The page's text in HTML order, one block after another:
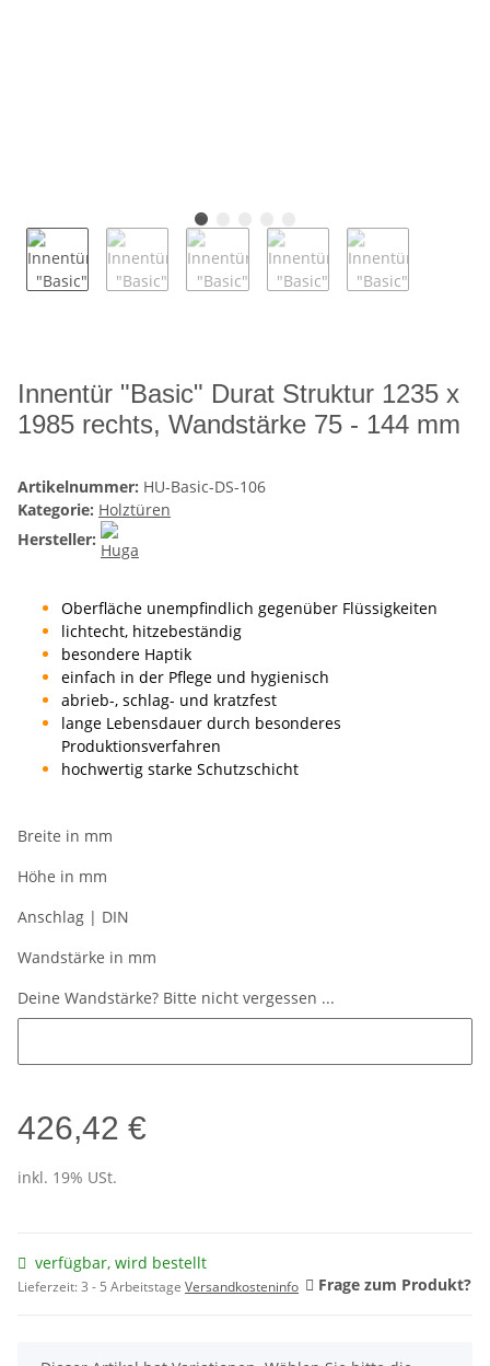
Innentür "Basic" Durat Struktur 1235 x
1985 rechts, Wandstärke 75 - 144 mm
Artikelnummer: HU-Basic-DS-106
Kategorie: Holztüren
Hersteller:
Oberfläche unempfindlich gegenüber Flüssigkeiten
lichtecht, hitzebeständig
besondere Haptik
einfach in der Pflege und hygienisch
abrieb-, schlag- und kratzfest
lange Lebensdauer durch besonderes
Produktionsverfahren
hochwertig starke Schutzschicht
Breite in mm
Höhe in mm
Anschlag | DIN
Wandstärke in mm
Deine Wandstärke? Bitte nicht vergessen ...
426,42 €
inkl. 19% USt.
verfügbar, wird bestellt
Lieferzeit:3 - 5 Arbeitstage Versandkosteninfo Frage zum Produkt?